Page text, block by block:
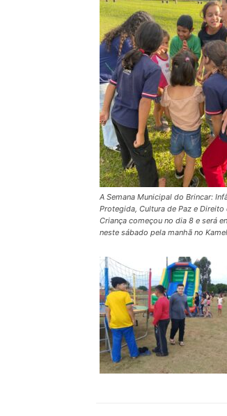
A Semana Municipal do Brincar:
Protegida, Cultura de Paz e Direito
Criança começou no dia 8 e será
neste sábado pela manhã no